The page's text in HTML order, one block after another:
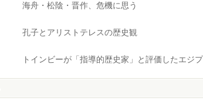
海舟・松陰・晋作、危機に思う
孔子とアリストテレスの歴史観
トインビーが「指導的歴史家」と評価したエジプ